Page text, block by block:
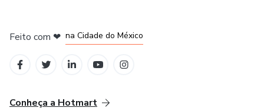
Feito com ❤ na Cidade do México
Conheça a Hotmart